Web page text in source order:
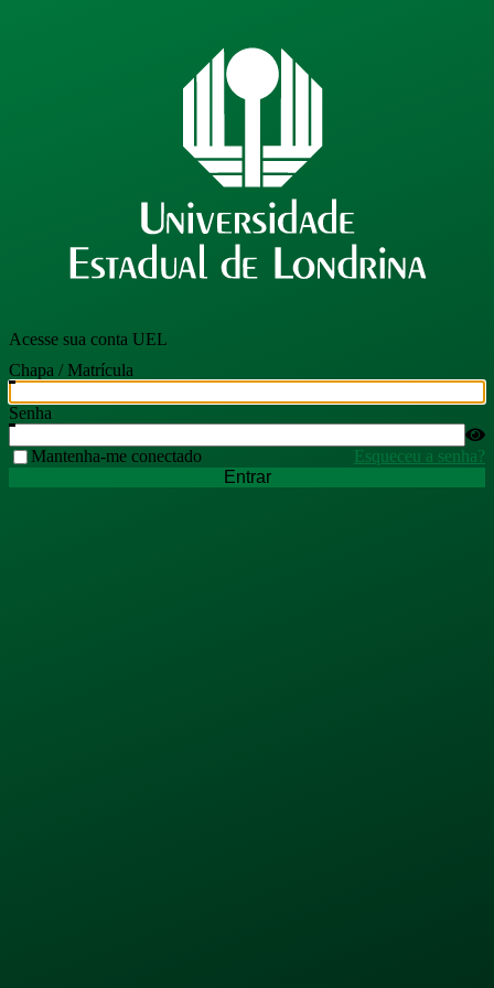
Acesse sua conta UEL
Chapa / Matrícula
Senha
Mantenha-me conectado
Esqueceu a senha?
Entrar